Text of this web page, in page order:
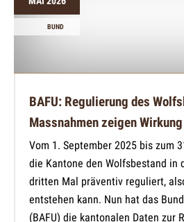
BUND
BAFU: Regulierung des
Massnahmen zeigen Wirkung
Vom 1. September 2025 bis zum
die Kantone den Wolfsbestand in
dritten Mal präventiv reguliert,
entstehen kann. Nun hat das
(BAFU) die kantonalen Daten zur